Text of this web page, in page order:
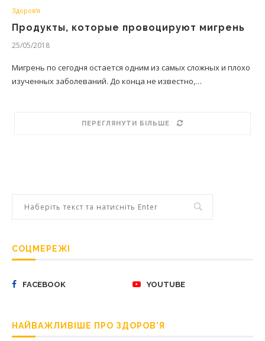
Здоров'я
Продукты, которые провоцируют мигрень
25/05/2018
Мигрень по сегодня остается одним из самых сложных и плохо
изученных заболеваний. До конца не известно,…
ПЕРЕГЛЯНУТИ БІЛЬШЕ
СОЦМЕРЕЖІ
FACEBOOK YOUTUBE
НАЙВАЖЛИВІШЕ ПРО ЗДОРОВ’Я